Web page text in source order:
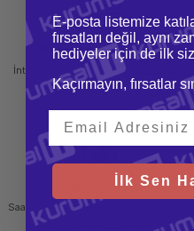
Mağazadan Teslimat
İnternetten sipariş et ve mağazadan
teslim al
Hızlı Gönderi
Saat 15.00'a kadar yapılan siparişlerde
aynı gün kargo imkanı
E-posta listemize
fırsatları değil, aynı
hediyeler için de ilk
Kaçırmayın, fırsatlar
İlk Sen